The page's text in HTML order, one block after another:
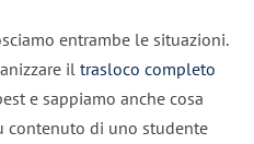
entrambe le situazioni.
il trasloco completo
e sappiamo anche cosa
contenuto di uno studente